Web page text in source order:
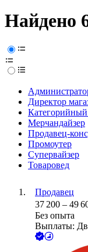
Найдено
Директор
Мерчандайзер
Продавец-
Промоутер
Супервайзер
Товаровед
Продавец
37 200 – 49
Без опыта
Выплаты: